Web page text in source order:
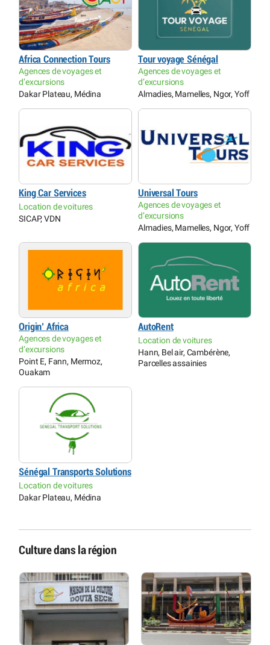
Africa Connection Tours
Agences de voyages et
d’excursions
Dakar Plateau, Médina
Tour voyage Sénégal
Agences de voyages et
d’excursions
Almadies, Mamelles, Ngor, Yoff
King Car Services
Location de voitures
SICAP, VDN
Universal Tours
Agences de voyages et
d’excursions
Almadies, Mamelles, Ngor, Yoff
Origin’ Africa
Agences de voyages et
d’excursions
Point E, Fann, Mermoz,
Ouakam
AutoRent
Location de voitures
Hann, Bel air, Cambérène,
Parcelles assainies
Sénégal Transports Solutions
Location de voitures
Dakar Plateau, Médina
Culture dans la région